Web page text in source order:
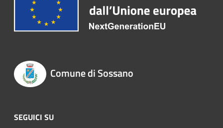
Comune di Sossano
SEGUICI SU